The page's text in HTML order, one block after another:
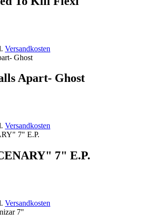
Versandkosten
Apart- Ghost
Versandkosten
7" E.P.
Versandkosten